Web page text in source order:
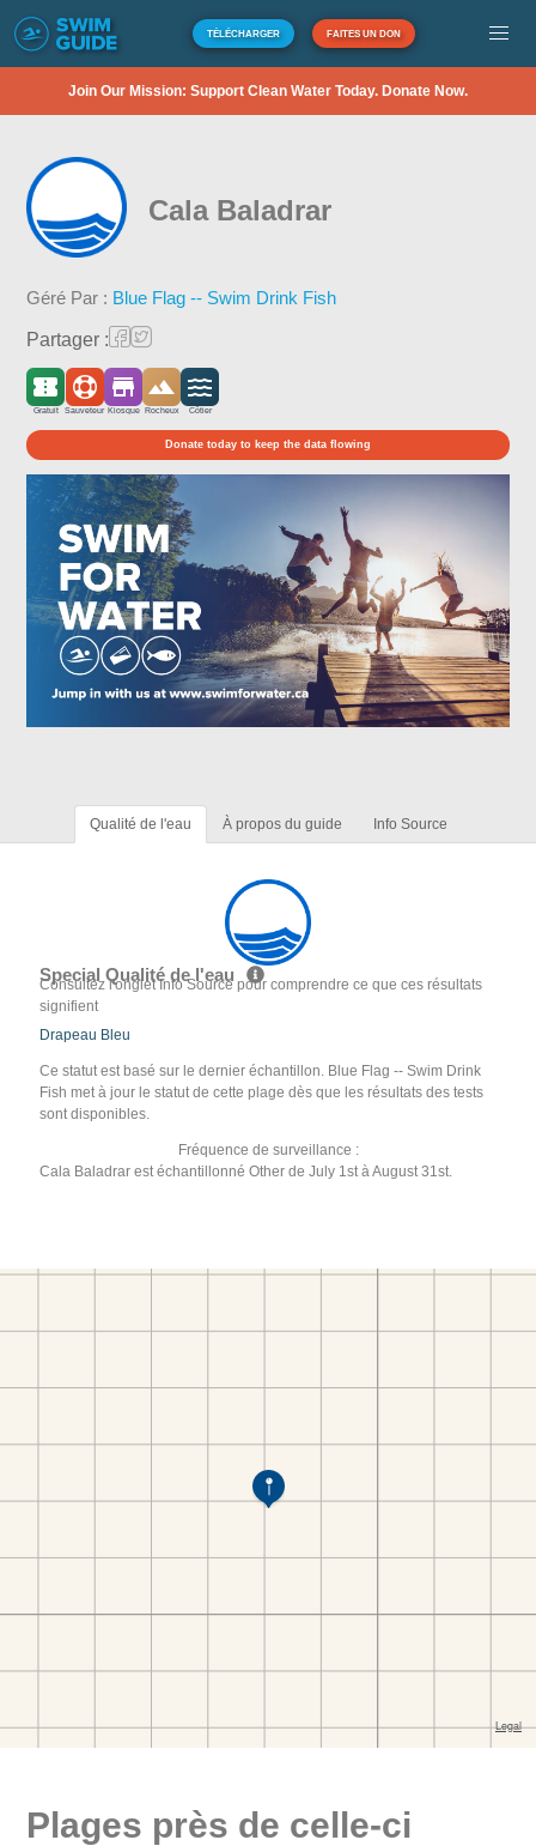
TÉLÉCHARGER FAITES UN DON
Join Our Mission: Support Clean Water Today. Donate Now.
Cala Baladrar
Géré Par : Blue Flag -- Swim Drink Fish
Partager :
Gratuit Sauveteur Kiosque Rocheux Côtier
Donate today to keep the data flowing
Qualité de l'eau À propos du guide Info Source
Special Qualité de l'eau
Consultez l'onglet Info Source pour comprendre ce que ces résultats
signifient
Drapeau Bleu
Ce statut est basé sur le dernier échantillon. Blue Flag -- Swim Drink
Fish met à jour le statut de cette plage dès que les résultats des tests
sont disponibles.
Fréquence de surveillance :
Cala Baladrar est échantillonné Other de July 1st à August 31st.
Plages près de celle-ci